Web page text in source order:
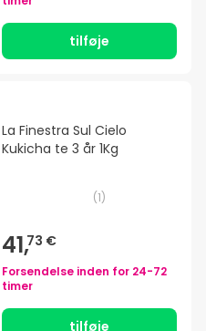
tilføje
La Finestra Sul Cielo
Kukicha te 3 år 1Kg
(1)
41,73 €
Forsendelse inden for 24-72
timer
tilføje